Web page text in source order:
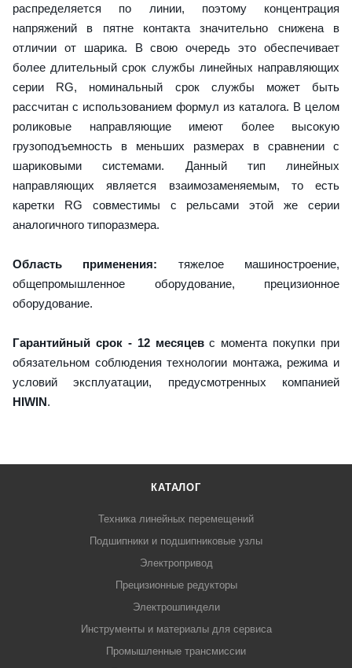
распределяется по линии, поэтому концентрация
напряжений в пятне контакта значительно снижена в
отличии от шарика. В свою очередь это обеспечивает
более длительный срок службы линейных направляющих
серии RG, номинальный срок службы может быть
рассчитан с использованием формул из каталога. В целом
роликовые направляющие имеют более высокую
грузоподъемность в меньших размерах в сравнении с
шариковыми системами. Данный тип линейных
направляющих является взаимозаменяемым, то есть
каретки RG совместимы с рельсами этой же серии
аналогичного типоразмера.
Область применения: тяжелое машиностроение,
общепромышленное оборудование, прецизионное
оборудование.
Гарантийный срок - 12 месяцевс момента покупки при
обязательном соблюдения технологии монтажа, режима и
условий эксплуатации, предусмотренных компанией
HIWIN.
КАТАЛОГ
Техника линейных перемещений
Подшипники и подшипниковые узлы
Электропривод
Прецизионные редукторы
Электрошпиндели
Инструменты и материалы для сервиса
Промышленные трансмиссии